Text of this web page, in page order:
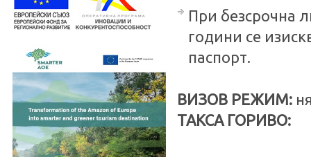
При безсрочна
години се
паспорт.
ВИЗОВ РЕЖИМ:
ТАКСА ГОРИВО: